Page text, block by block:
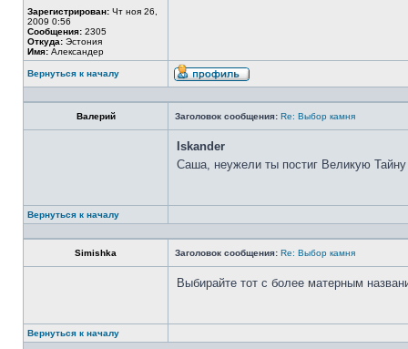
Зарегистрирован: Чт ноя 26,
2009 0:56
Сообщения: 2305
Откуда: Эстония
Имя: Александер
Вернуться к началу
Валерий Заголовок сообщения: Re: Выбор камня
Iskander
Саша, неужели ты постиг Великую
Вернуться к началу
Simishka Заголовок сообщения: Re: Выбор камня
Выбирайте тот с более матерным
Вернуться к началу